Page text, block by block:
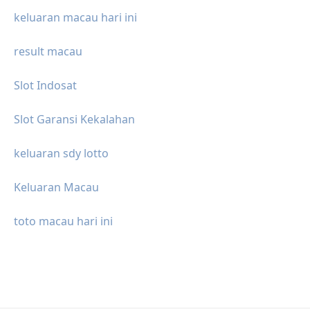
keluaran macau hari ini
result macau
Slot Indosat
Slot Garansi Kekalahan
keluaran sdy lotto
Keluaran Macau
toto macau hari ini